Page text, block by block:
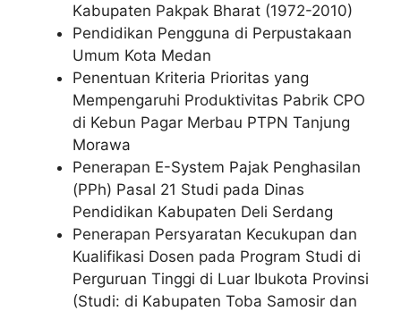
Kabupaten Pakpak Bharat (1972-2010)
Pendidikan Pengguna di Perpustakaan
Umum Kota Medan
Penentuan Kriteria Prioritas yang
Mempengaruhi Produktivitas Pabrik CPO
di Kebun Pagar Merbau PTPN Tanjung
Morawa
Penerapan E-System Pajak Penghasilan
(PPh) Pasal 21 Studi pada Dinas
Pendidikan Kabupaten Deli Serdang
Penerapan Persyaratan Kecukupan dan
Kualifikasi Dosen pada Program Studi di
Perguruan Tinggi di Luar Ibukota Provinsi
(Studi: di Kabupaten Toba Samosir dan